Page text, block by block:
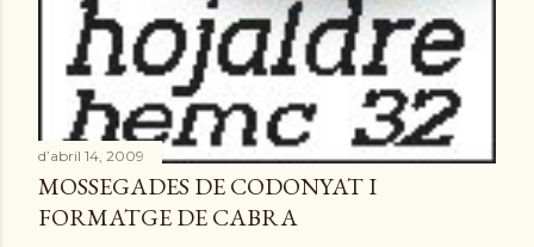
d’abril 14, 2009
MOSSEGADES DE CODONYAT I
FORMATGE DE CABRA